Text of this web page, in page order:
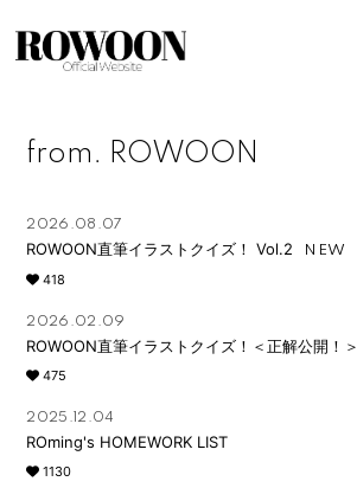
INFORMATION
BIOGRAPHY
from. ROWOON
2026.08.07
ROWOON直筆イラストクイズ！ Vol.2
418
2026.02.09
ROWOON直筆イラストクイズ！＜正解公開！＞
475
2025.12.04
ROming's HOMEWORK LIST
1130